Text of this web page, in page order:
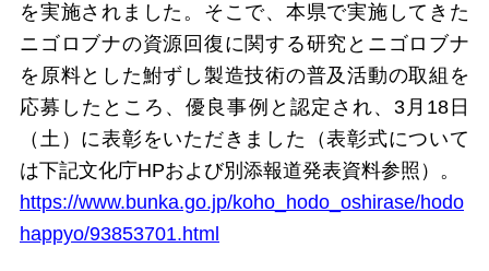
を実施されました。そこで、本県で実施してきた
ニゴロブナの資源回復に関する研究とニゴロブナ
を原料とした鮒ずし製造技術の普及活動の取組を
応募したところ、優良事例と認定され、3月18日
（土）に表彰をいただきました（表彰式について
は下記文化庁HPおよび別添報道発表資料参照）。
https://www.bunka.go.jp/koho_hodo_oshirase/hodo
happyo/93853701.html